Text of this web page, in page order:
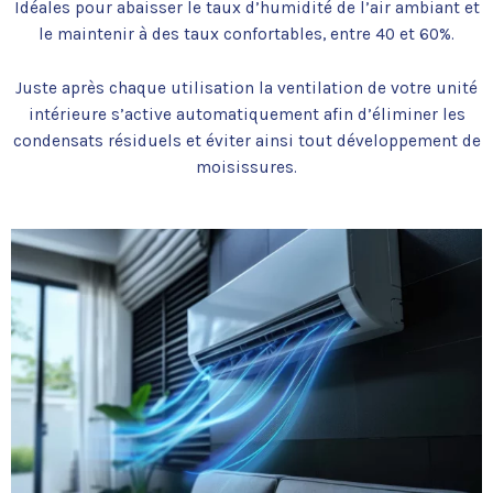
Idéales pour abaisser le taux d’humidité de l’air ambiant et
le maintenir à des taux confortables, entre 40 et 60%.
Juste après chaque utilisation la ventilation de votre unité
intérieure s’active automatiquement afin d’éliminer les
condensats résiduels et éviter ainsi tout développement de
moisissures.